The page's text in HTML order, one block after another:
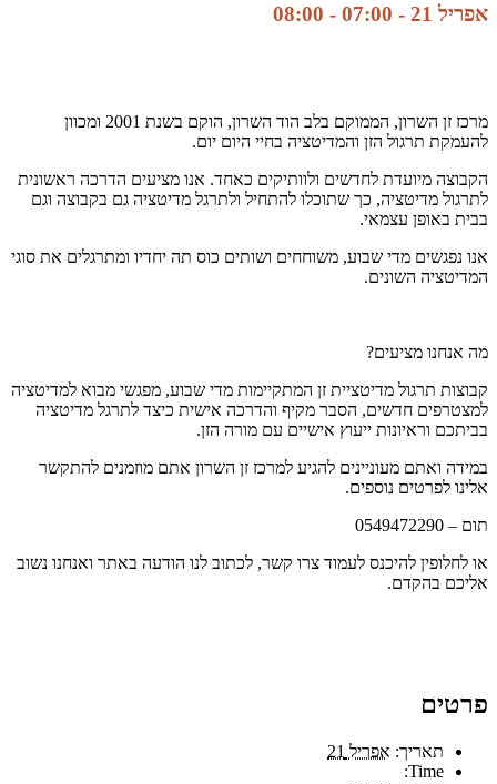
אפריל 21 - 07:00 -
08:00
מרכז זן השרון, הממוקם בלב הוד השרון, הוקם בשנת 2001 ומכוון
להעמקת תרגול הזן והמדיטציה בחיי היום יום.
הקבוצה מיועדת לחדשים ולוותיקים כאחד. אנו מציעים הדרכה ראשונית
לתרגול מדיטציה, כך שתוכלו להתחיל ולתרגל מדיטציה גם בקבוצה וגם
בבית באופן עצמאי.
אנו נפגשים מדי שבוע, משוחחים ושותים כוס תה יחדיו ומתרגלים את סוגי
המדיטציה השונים.
מה אנחנו מציעים?
בביתכם וראיונות ייעוץ אישיים עם מורה הזן.
אלינו לפרטים נוספים.
תום – 0549472290
אליכם בהקדם.
פרטים
תאריך: אפריל 21
Time: